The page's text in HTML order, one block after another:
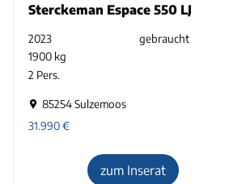
Sterckeman Espace 550 LJ
2023
gebraucht
1900 kg
2 Pers.
85254 Sulzemoos
31.990€
zum Inserat